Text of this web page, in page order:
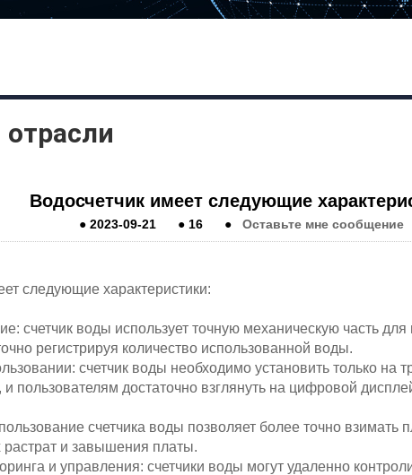
Водосчетчик имеет следующие
● 2023-09-21 ● 16 ● Оставьте мне сообщение
следующие характеристики:
счетчик воды использует точную механическую часть
регистрируя количество использованной воды.
счетчик воды необходимо установить только на
пользователям достаточно взглянуть на цифровой
счетчика воды позволяет более точно взимать
и завышения платы.
и управления: счетчики воды могут удаленно